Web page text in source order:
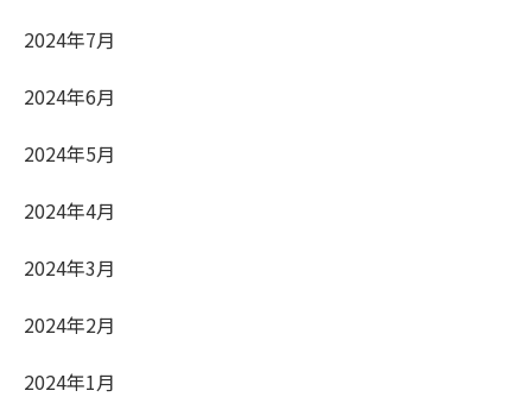
2024年7月
2024年6月
2024年5月
2024年4月
2024年3月
2024年2月
2024年1月